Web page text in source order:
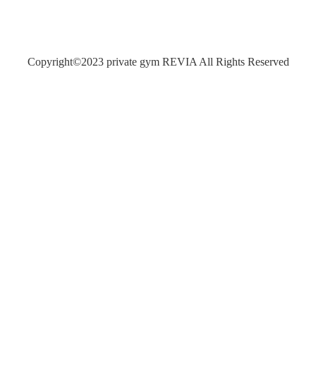
Copyright©2023 private gym REVIA All Rights Reserved